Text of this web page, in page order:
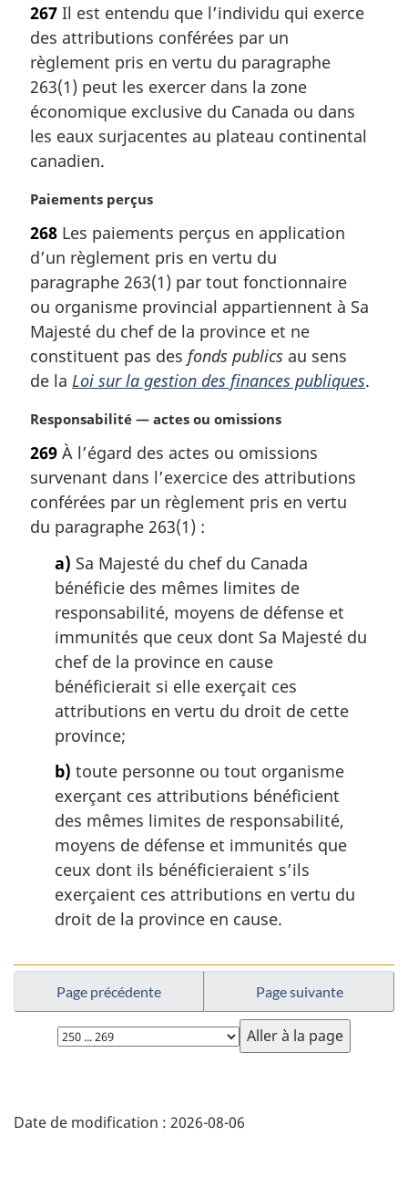
e
m
a
r
g
i
n
a
e
267 Il est entendu que l’individu qui exerce
des attributions conférées par un
règlement pris en vertu du paragraphe
263(1) peut les exercer dans la zone
économique exclusive du Canada ou dans
les eaux surjacentes au plateau continental
canadien.
N
t
e
m
a
g
i
n
l
:
Paiements perçus
268 Les paiements perçus en application
d’un règlement pris en vertu du
paragraphe 263(1) par tout fonctionnaire
ou organisme provincial appartiennent à Sa
Majesté du chef de la province et ne
constituent pas des fonds publics au sens
de la Loi sur la gestion des finances publiques.
N
t
e
m
a
Responsabilité — actes ou omissions
269 À l’égard des actes ou omissions
survenant dans l’exercice des attributions
conférées par un règlement pris en vertu
du paragraphe 263(1) :
a) Sa Majesté du chef du Canada
bénéficie des mêmes limites de
responsabilité, moyens de défense et
immunités que ceux dont Sa Majesté du
chef de la province en cause
bénéficierait si elle exerçait ces
attributions en vertu du droit de cette
province;
b) toute personne ou tout organisme
exerçant ces attributions bénéficient
des mêmes limites de responsabilité,
moyens de défense et immunités que
ceux dont ils bénéficieraient s’ils
exerçaient ces attributions en vertu du
droit de la province en cause.
Page précédente Page suivante
Choisissez
la
é
Date de modification : 2026-08-06